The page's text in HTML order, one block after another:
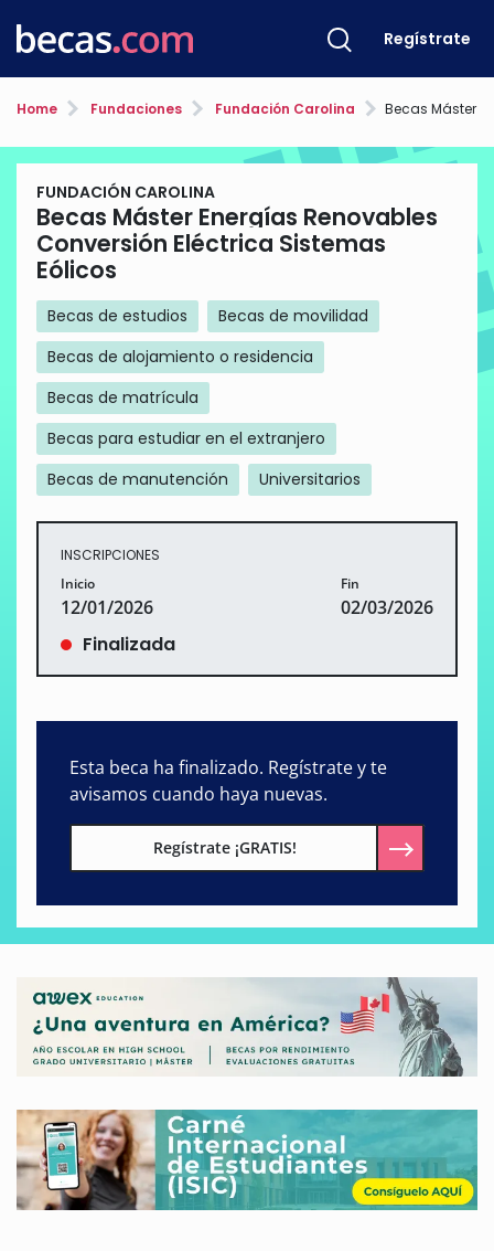
Regístrate
Home Fundaciones Fundación Carolina Becas Máster Energías
FUNDACIÓN CAROLINA
Becas Máster Energías Renovables
Conversión Eléctrica Sistemas
Eólicos
Becas de estudios
Becas de movilidad
Becas de alojamiento o residencia
Becas de matrícula
Becas para estudiar en el extranjero
Becas de manutención
Universitarios
INSCRIPCIONES
Inicio
12/01/2026
Fin
02/03/2026
Finalizada
Esta beca ha finalizado. Regístrate y te
avisamos cuando haya nuevas.
Regístrate ¡GRATIS!